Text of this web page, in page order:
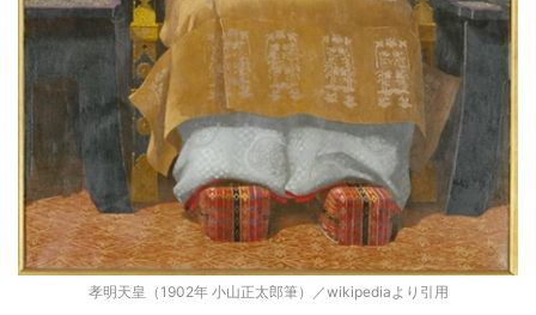
孝明天皇（1902年 小山正太郎筆）／wikipediaより引用